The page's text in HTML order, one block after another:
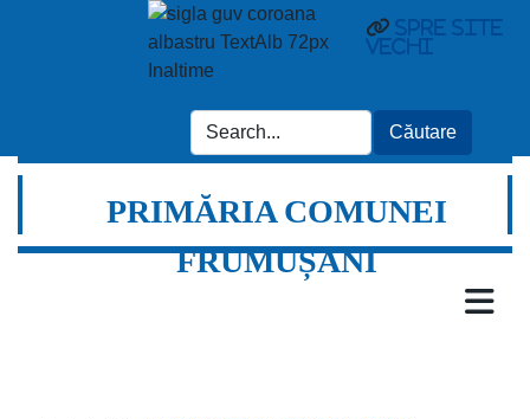
spre site
vechi
PRIMĂRIA COMUNEI
FRUMUȘANI